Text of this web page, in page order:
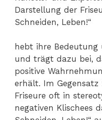
Darstellung der
Schneiden, Leben!“
hebt ihre
und trägt dazu bei,
positive
erhält. Im Gegensatz
Friseure oft in
negativen Klischees